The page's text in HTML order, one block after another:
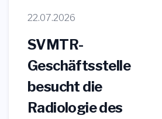
22.07.2026
SVMTR-
Geschäftsstelle
besucht die
Radiologie des